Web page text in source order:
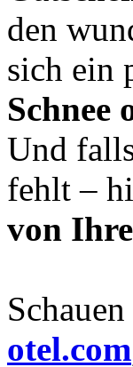
den
sich ein
Schnee
Und
fehlt –
von
otel.com